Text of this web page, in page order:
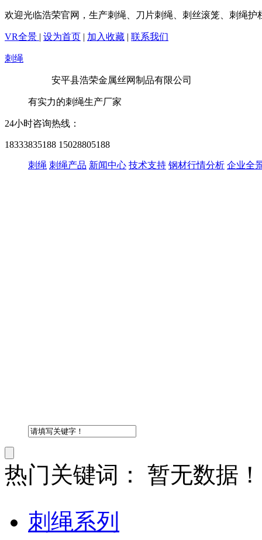
欢迎光临浩荣官网，生产刺绳、刀片刺绳、刺丝滚笼、刺绳护
VR全景 | 设为首页 | 加入收藏 | 联系我们
刺绳
安平县浩荣金属丝网制品有限公司
有实力的刺绳生产厂家
24小时咨询热线：
18333835188 15028805188
刺绳 刺绳产品 新闻中心 技术支持 钢材行情分析 企业全
热门关键词：
暂无数据！
刺绳系列